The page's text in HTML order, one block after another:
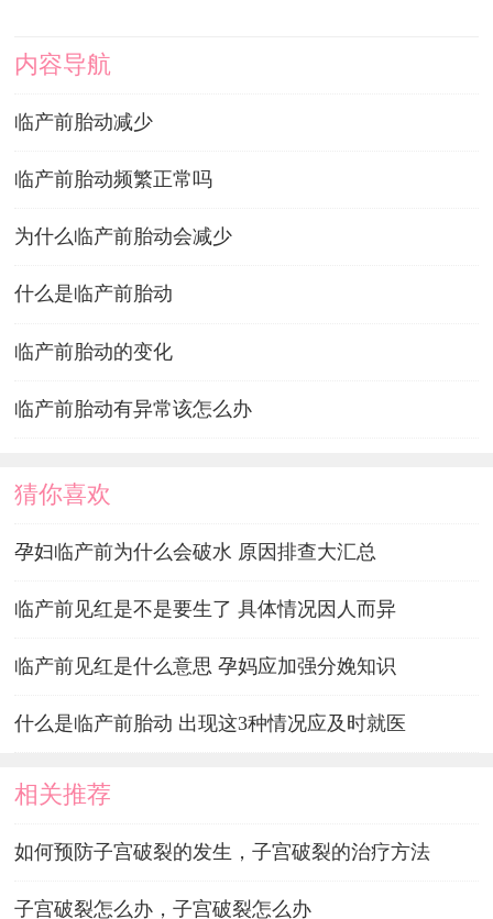
内容导航
临产前胎动减少
临产前胎动频繁正常吗
为什么临产前胎动会减少
什么是临产前胎动
临产前胎动的变化
临产前胎动有异常该怎么办
猜你喜欢
孕妇临产前为什么会破水 原因排查大汇总
临产前见红是不是要生了 具体情况因人而异
临产前见红是什么意思 孕妈应加强分娩知识
什么是临产前胎动 出现这3种情况应及时就医
相关推荐
如何预防子宫破裂的发生，子宫破裂的治疗方法
子宫破裂怎么办，子宫破裂怎么办